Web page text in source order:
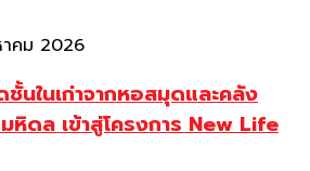
คม 2026
นในเก่าจากหอสมุดและคลัง
หิดล เข้าสู่โครงการ New Life